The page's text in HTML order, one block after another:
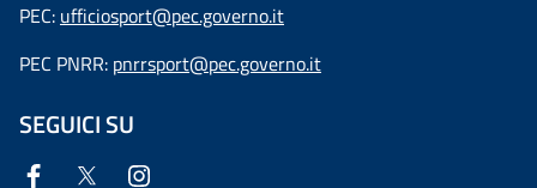
PEC: ufficiosport@pec.governo.it
PEC PNRR: pnrrsport@pec.governo.it
SEGUICI SU